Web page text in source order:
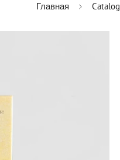
Главная Catalog